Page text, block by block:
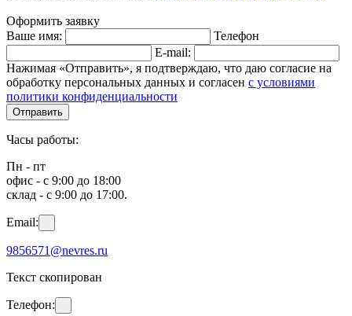
Оформить заявку
Ваше имя:
Телефон
E-mail:
Нажимая «Отправить», я подтверждаю, что даю согласие на
обработку персональных данных и согласен с условиями
политики конфиденциальности
Отправить
Часы работы:
Пн - пт
офис - с 9:00 до 18:00
склад - с 9:00 до 17:00.
Email:
9856571@nevres.ru
Текст скопирован
Телефон: